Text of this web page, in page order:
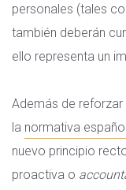
personales (tales
también deberán
ello representa un
Además de
la normativa
nuevo principio
proactiva o